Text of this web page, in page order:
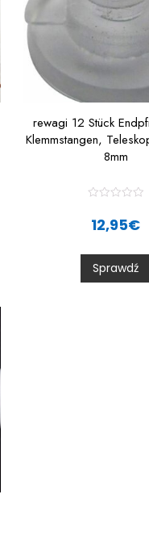
rewagi 12 Stück
Klemmstangen,
8mm
0
o
u
t
12,95€
Sprawdź